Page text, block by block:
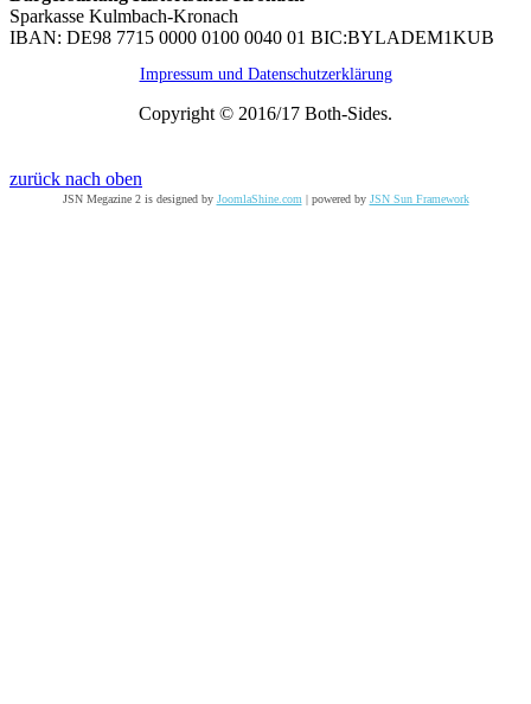
Sparkasse Kulmbach-Kronach
IBAN: DE98 7715 0000 0100 0040 01 BIC:BYLADEM1KUB
Impressum und Datenschutzerklärung
Copyright © 2016/17 Both-Sides.
zurück nach oben
JSN Megazine 2 is designed by JoomlaShine.com | powered by JSN Sun Framework